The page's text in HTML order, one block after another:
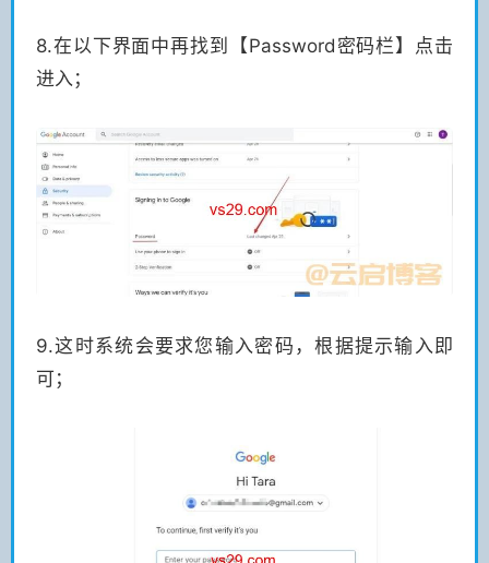
8.在以下界面中再找到【Password密码栏】点击
进入；
9.这时系统会要求您输入密码，根据提示输入即
可；